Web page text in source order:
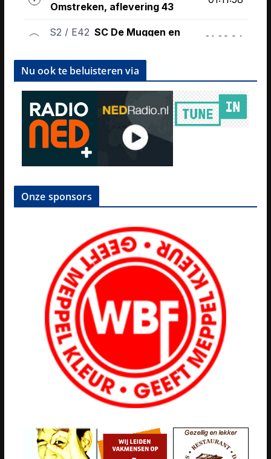
Nu ook te beluisteren via
Onze sponsors